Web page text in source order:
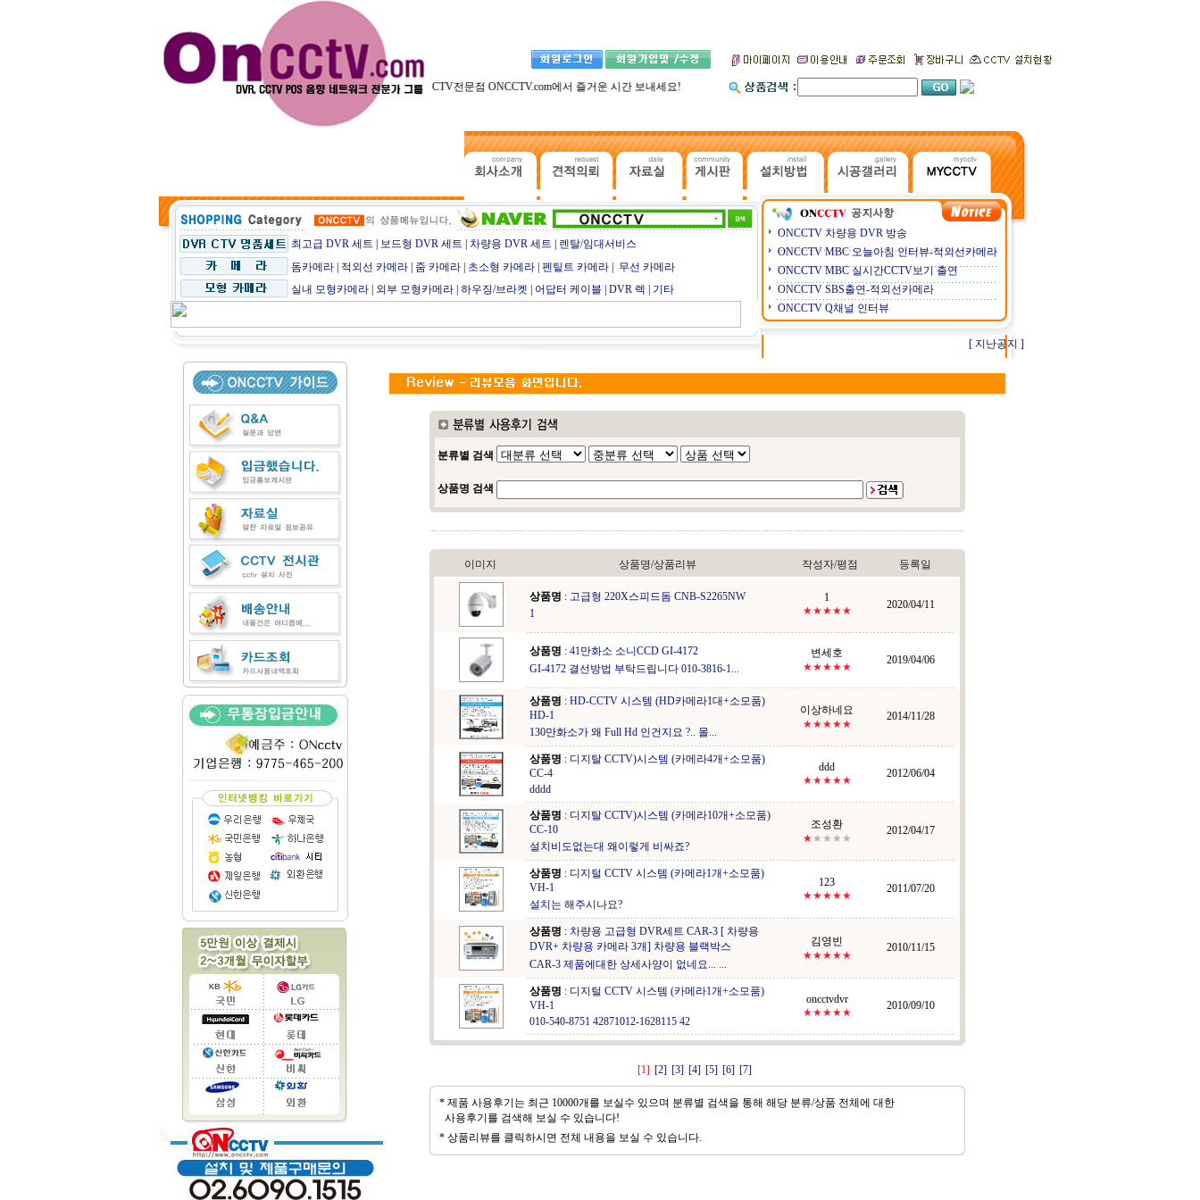
CCTV전문점 ONCCTV.com에서 즐거운 시간 보내세요!
최고급 DVR 세트 보드형 DVR 세트 차량용 DVR 세트
렌탈/임대서비스
돔카메라| 적외선 카메라| 줌 카메라| 초소형 카메라| 펜팉트 카메라|
무선 카메라
실내 모형카메라| 외부 모형카메라| 하우징/브라켓 어답터 케이블 DVR 렉 기타
ONCCTV 차량용 DVR 방송
ONCCTV MBC 오늘아침 인터뷰-적외선카메라
ONCCTV MBC 실시간CCTV보기 출연
ONCCTV SBS출연-적외선카메라
ONCCTV Q채널 인터뷰
[ 지난공지 ]
분류별 검색
상품명 검색
이미지 상품명/상품리뷰 작성자/평점 등록일
상품명 : 고급형 220X스피드돔 CNB-S2265NW
1
1
★★★★★
2020/04/11
상품명 : 41만화소 소니CCD GI-4172
GI-4172 결선방법 부탁드립니다 010-3816-1...
변세호
★★★★★
2019/04/06
상품명 : HD-CCTV 시스템 (HD카메라1대+소모품)
HD-1
130만화소가 왜 Full Hd 인건지요 ?.. 몰...
이상하네요
★★★★★
2014/11/28
상품명 : 디지탈 CCTV)시스템 (카메라4개+소모품)
CC-4
dddd
ddd
★★★★★
2012/06/04
상품명 : 디지탈 CCTV)시스템 (카메라10개+소모품)
CC-10
설치비도없는대 왜이렇게 비싸죠?
조성환
★ ★★★★
2012/04/17
상품명 : 디지털 CCTV 시스템 (카메라1개+소모품)
VH-1
설치는 해주시나요?
123
★★★★★
2011/07/20
상품명 : 차량용 고급형 DVR세트 CAR-3 [ 차량용
DVR+ 차량용 카메라 3개] 차량용 블랙박스
CAR-3 제품에대한 상세사양이 없네요... ...
김영빈
★★★★★
2010/11/15
상품명 : 디지털 CCTV 시스템 (카메라1개+소모품)
VH-1
010-540-8751 42871012-1628115 42
oncctvdvr
★★★★★
2010/09/10
[1] [2] [3] [4] [5] [6] [7]
* 제품 사용후기는 최근 10000개를 보실수 있으며 분류별 검색을 통해 해당 분류/상품 전체에 대한
사용후기를 검색해 보실 수 있습니다!
* 상품리뷰를 클릭하시면 전체 내용을 보실 수 있습니다.